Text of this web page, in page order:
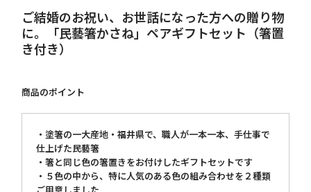
ご結婚のお祝い、お世話になった方への贈り物
に。「民藝箸かさね」ペアギフトセット（箸置
き付き）
商品のポイント
・塗箸の一大産地・福井県で、職人が一本一本、手仕事で
仕上げた民藝箸
・箸と同じ色の箸置きをお付けしたギフトセットです
・５色の中から、特に人気のある色の組み合わせを２種類